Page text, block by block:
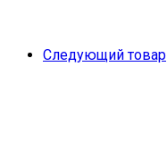
Следующий товар